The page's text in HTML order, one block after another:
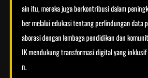
ain itu, mereka juga berkontribusi dalam
ber melalui edukasi tentang perlindungan data
aborasi dengan lembaga pendidikan dan
IK mendukung transformasi digital yang
n.